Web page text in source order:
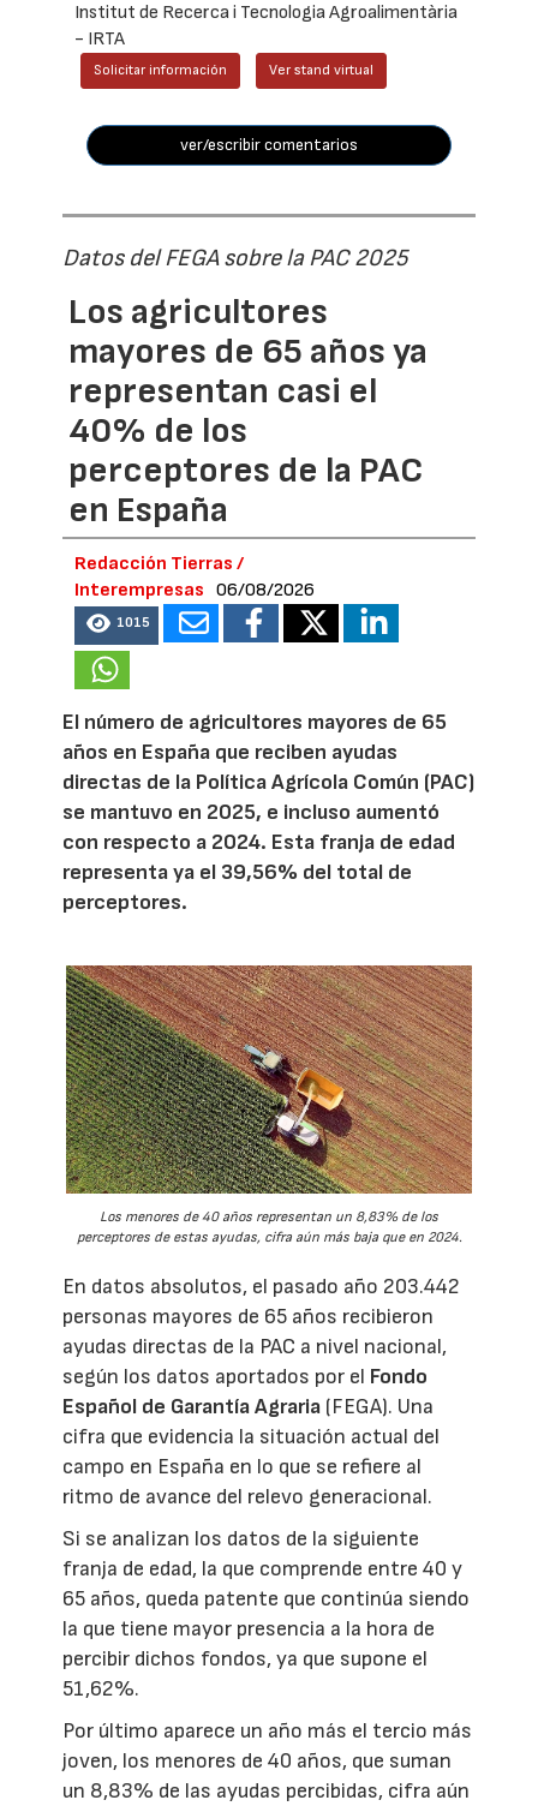
Institut de Recerca i Tecnologia Agroalimentària
- IRTA
Solicitar información Ver stand virtual
ver/escribir comentarios
Datos del FEGA sobre la PAC 2025
Los agricultores
mayores de 65 años ya
representan casi el
40% de los
perceptores de la PAC
en España
Redacción Tierras /
Interempresas
06/08/2026
1015
El número de agricultores mayores de 65
años en España que reciben ayudas
directas de la Política Agrícola Común (PAC)
se mantuvo en 2025, e incluso aumentó
con respecto a 2024. Esta franja de edad
representa ya el 39,56% del total de
perceptores.
Los menores de 40 años representan un 8,83% de los
perceptores de estas ayudas, cifra aún más baja que en 2024.
En datos absolutos, el pasado año 203.442
personas mayores de 65 años recibieron
ayudas directas de la PAC a nivel nacional,
según los datos aportados por el Fondo
Español de Garantía Agraria (FEGA). Una
cifra que evidencia la situación actual del
campo en España en lo que se refiere al
ritmo de avance del relevo generacional.
Si se analizan los datos de la siguiente
franja de edad, la que comprende entre 40 y
65 años, queda patente que continúa siendo
la que tiene mayor presencia a la hora de
percibir dichos fondos, ya que supone el
51,62%.
Por último aparece un año más el tercio más
joven, los menores de 40 años, que suman
un 8,83% de las ayudas percibidas, cifra aún